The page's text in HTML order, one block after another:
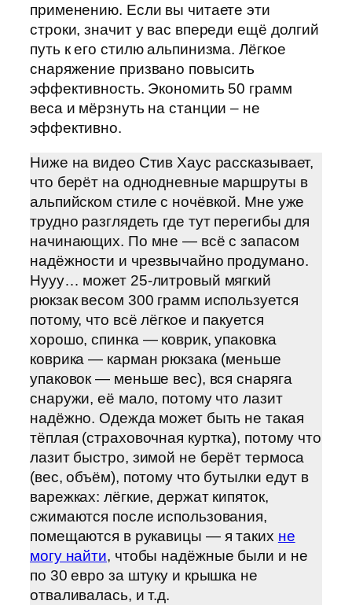
применению. Если вы читаете эти
строки, значит у вас впереди ещё долгий
путь к его стилю альпинизма. Лёгкое
снаряжение призвано повысить
эффективность. Экономить 50 грамм
веса и мёрзнуть на станции – не
эффективно.
Ниже на видео Стив Хаус рассказывает,
что берёт на однодневные маршруты в
альпийском стиле с ночёвкой. Мне уже
трудно разглядеть где тут перегибы для
начинающих. По мне — всё с запасом
надёжности и чрезвычайно продумано.
Нууу… может 25-литровый мягкий
рюкзак весом 300 грамм используется
потому, что всё лёгкое и пакуется
хорошо, спинка — коврик, упаковка
коврика — карман рюкзака (меньше
упаковок — меньше вес), вся снаряга
снаружи, её мало, потому что лазит
надёжно. Одежда может быть не такая
тёплая (страховочная куртка), потому что
лазит быстро, зимой не берёт термоса
(вес, объём), потому что бутылки едут в
варежках: лёгкие, держат кипяток,
сжимаются после использования,
помещаются в рукавицы — я таких не
могу найти, чтобы надёжные были и не
по 30 евро за штуку и крышка не
отваливалась, и т.д.